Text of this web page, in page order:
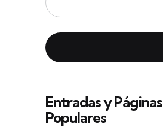
Entradas y Páginas
Populares